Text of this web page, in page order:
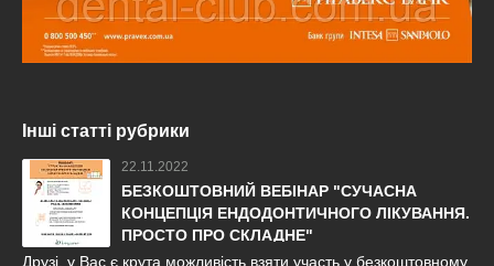
Інші статті рубрики
22.11.2022
БЕЗКОШТОВНИЙ ВЕБІНАР "СУЧАСНА
КОНЦЕПЦІЯ ЕНДОДОНТИЧНОГО ЛІКУВАННЯ.
ПРОСТО ПРО СКЛАДНЕ"
Друзі, у Вас є крута можливість взяти участь у безкоштовному